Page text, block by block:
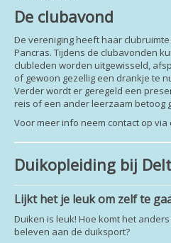
De clubavond
De vereniging heeft haar clubruimte
Pancras. Tijdens de clubavonden
clubleden worden uitgewisseld,
of gewoon gezellig een drankje te
Verder wordt er geregeld een
reis of een ander leerzaam betoog
Voor meer info neem contact op via
Duikopleiding bij
Lijkt het je leuk om zelf te
Duiken is leuk! Hoe komt het
beleven aan de duiksport?